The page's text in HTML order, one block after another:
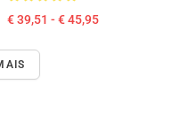
€ 39,51 - € 45,95